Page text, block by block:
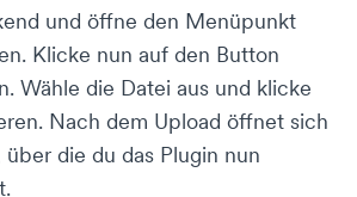
und öffne den Menüpunkt
Klicke nun auf den Button
Wähle die Datei aus und klicke
Nach dem Upload öffnet sich
die du das Plugin nun